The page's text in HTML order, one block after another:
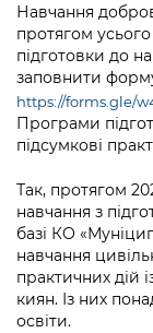
Навчання
протягом
підготовки до
заповнити
https://forms.gle/
Програми
підсумкові
Так, протягом
навчання з
базі КО
навчання
практичних дій
киян. Із них
освіти.